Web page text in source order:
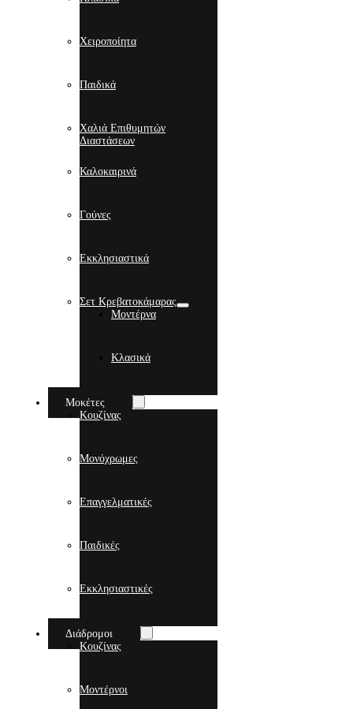
Χειροποίητα
Παιδικά
Χαλιά Επιθυμητών
Διαστάσεων
Καλοκαιρινά
Γούνες
Εκκλησιαστικά
Σετ Κρεβατοκάμαρας
Μοντέρνα
Κλασικά
Μοκέτες
Κουζίνας
Μονόχρωμες
Επαγγελματικές
Παιδικές
Εκκλησιαστικές
Διάδρομοι
Κουζίνας
Μοντέρνοι